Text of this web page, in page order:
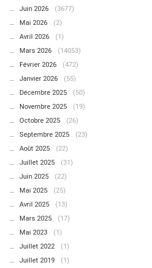
Juin 2026
(3677)
Mai 2026
(2)
Avril 2026
(1)
Mars 2026
(14053)
Février 2026
(472)
Janvier 2026
(55)
Décembre 2025
(50)
Novembre 2025
(19)
Octobre 2025
(26)
Septembre 2025
(23)
Août 2025
(22)
Juillet 2025
(31)
Juin 2025
(22)
Mai 2025
(25)
Avril 2025
(13)
Mars 2025
(17)
Mai 2023
(1)
Juillet 2022
(1)
Juillet 2019
(1)